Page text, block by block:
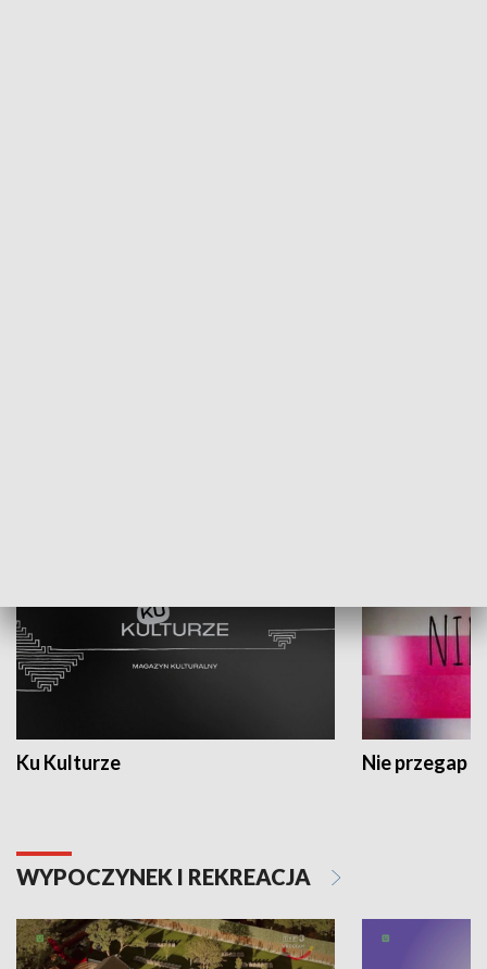
Ku Kulturze Nie przegap
WYPOCZYNEK I REKREACJA